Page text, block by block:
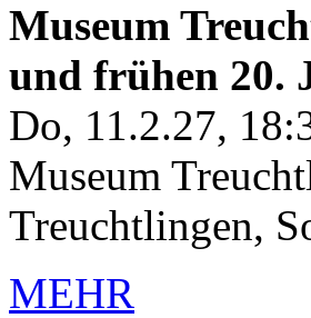
Museum
und frühen 20.
Do, 11.2.27,
Museum
Treuchtlingen,
MEHR